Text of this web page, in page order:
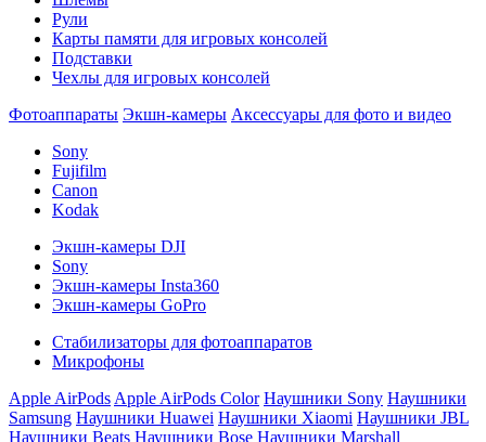
Рули
Карты памяти для игровых консолей
Подставки
Чехлы для игровых консолей
Фотоаппараты Экшн-камеры Аксессуары для фото и видео
Sony
Fujifilm
Canon
Kodak
Экшн-камеры DJI
Sony
Экшн-камеры Insta360
Экшн-камеры GoPro
Стабилизаторы для фотоаппаратов
Микрофоны
Apple AirPods Apple AirPods Color Наушники Sony Наушники
Samsung Наушники Huawei Наушники Xiaomi Наушники JBL
Наушники Beats Наушники Bose Наушники Marshall